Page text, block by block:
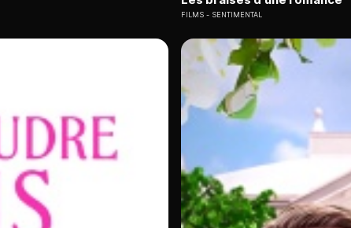
FILMS SENTIMENTAL